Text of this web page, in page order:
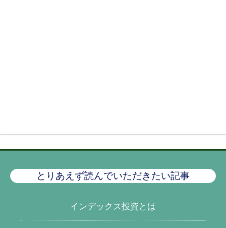
とりあえず読んでいただきたい記事
インデックス投資とは